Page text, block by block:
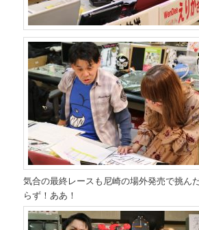
気合の最終レースも尼崎の場外発売で挑ん
らず！ああ！